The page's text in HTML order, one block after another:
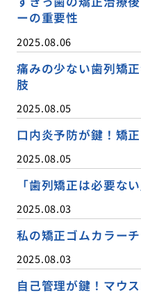
ーの重要性
2025.08.06
痛みの少ない歯列矯
肢
2025.08.05
口内炎予防が鍵！矯
2025.08.05
「歯列矯正は必要な
2025.08.03
私の矯正ゴムカラー
2025.08.03
自己管理が鍵！マウ